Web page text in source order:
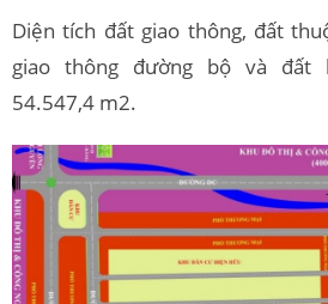
Diện tích đất giao thông, đất
giao thông đường bộ và đất
54.547,4 m2.